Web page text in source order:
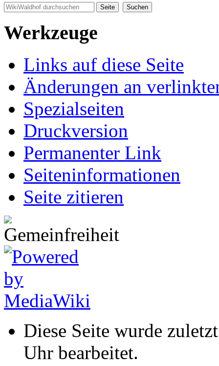
Werkzeuge
Links auf diese Seite
Änderungen an
Spezialseiten
Druckversion
Permanenter Link
Seiten­informationen
Seite zitieren
Diese Seite wurde
Uhr bearbeitet.